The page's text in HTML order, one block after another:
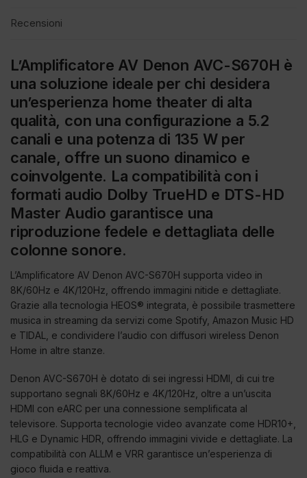
Recensioni
L’Amplificatore AV Denon AVC-S670H è
una soluzione ideale per chi desidera
un’esperienza home theater di alta
qualità, con una configurazione a 5.2
canali e una potenza di 135 W per
canale, offre un suono dinamico e
coinvolgente. La compatibilità con i
formati audio Dolby TrueHD e DTS-HD
Master Audio garantisce una
riproduzione fedele e dettagliata delle
colonne sonore.
L’Amplificatore AV Denon AVC-S670H supporta video in
8K/60Hz e 4K/120Hz, offrendo immagini nitide e dettagliate.
Grazie alla tecnologia HEOS® integrata, è possibile trasmettere
musica in streaming da servizi come Spotify, Amazon Music HD
e TIDAL, e condividere l’audio con diffusori wireless Denon
Home in altre stanze.
Denon AVC-S670H è dotato di sei ingressi HDMI, di cui tre
supportano segnali 8K/60Hz e 4K/120Hz, oltre a un’uscita
HDMI con eARC per una connessione semplificata al
televisore. Supporta tecnologie video avanzate come HDR10+,
HLG e Dynamic HDR, offrendo immagini vivide e dettagliate. La
compatibilità con ALLM e VRR garantisce un’esperienza di
gioco fluida e reattiva.